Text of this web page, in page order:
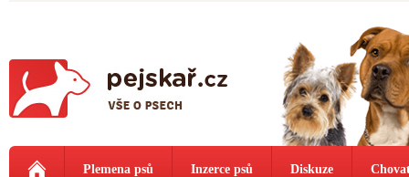
Plemena psů Inzerce psů Diskuze